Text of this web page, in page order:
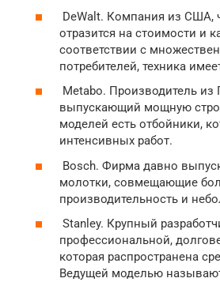
DeWalt. Компания из США,
отразится на стоимости и
соответствии с
потребителей, техника
Metabo. Производитель из
выпускающий мощную
моделей есть отбойники,
интенсивных работ.
Bosch. Фирма давно
молотки, совмещающие
производительность и
Stanley. Крупный
профессиональной,
которая распространена
Ведущей моделью